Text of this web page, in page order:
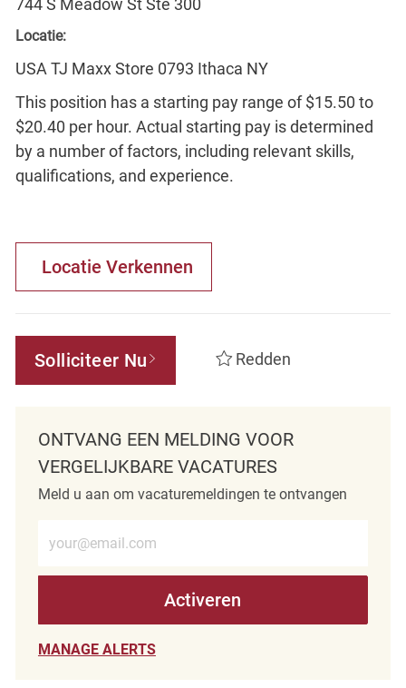
Locatie:
USA TJ Maxx Store 0793 Ithaca NY
This position has a starting pay range of $15.50 to
$20.40 per hour. Actual starting pay is determined
by a number of factors, including relevant skills,
qualifications, and experience.
Locatie Verkennen
Solliciteer Nu Redden
ONTVANG EEN MELDING VOOR
VERGELIJKBARE VACATURES
Meld u aan om vacaturemeldingen te ontvangen
Activeren
MANAGE ALERTS